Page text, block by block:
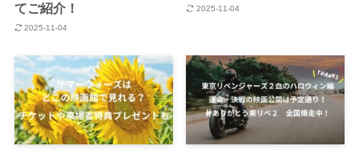
てご紹介！
2025-11-04
2025-11-04